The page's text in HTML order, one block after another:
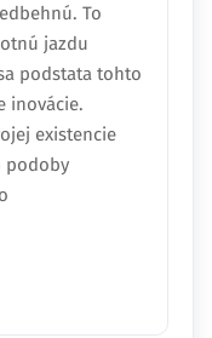
To
jazdu
podstata tohto
inovácie.
existencie
podoby